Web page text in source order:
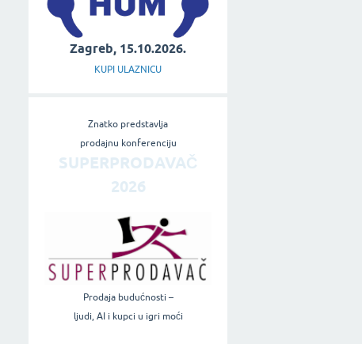
Zagreb, 15.10.2026.
KUPI ULAZNICU
Znatko predstavlja
prodajnu konferenciju
SUPERPRODAVAČ
2026
Prodaja budućnosti –
ljudi, AI i kupci u igri moći